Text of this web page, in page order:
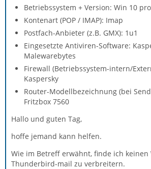
Betriebssystem + Version: Win 10 pro
Kontenart (POP / IMAP): Imap
Postfach-Anbieter (z.B. GMX): 1u1
Eingesetzte Antiviren-Software:
Malewarebytes
Firewall (Betriebssystem-intern/
Kaspersky
Router-Modellbezeichnung (bei
Fritzbox 7560
Hallo und guten Tag,
hoffe jemand kann helfen.
Wie im Betreff erwähnt, finde ich keinen
Thunderbird-mail zu verbreitern.